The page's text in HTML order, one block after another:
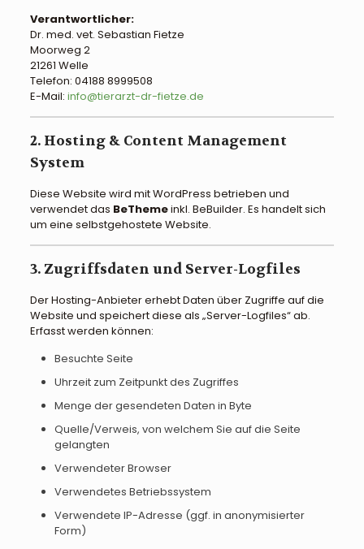
Verantwortlicher:
Dr. med. vet. Sebastian Fietze
Moorweg 2
21261 Welle
Telefon: 04188 8999508
E-Mail: info@tierarzt-dr-fietze.de
2. Hosting & Content Management
System
Diese Website wird mit WordPress betrieben und
verwendet das BeThemeinkl. BeBuilder. Es handelt sich
um eine selbstgehostete Website.
3. Zugriffsdaten und Server-Logfiles
Der Hosting-Anbieter erhebt Daten über Zugriffe auf die
Website und speichert diese als „Server-Logfiles“ ab.
Erfasst werden können:
Besuchte Seite
Uhrzeit zum Zeitpunkt des Zugriffes
Menge der gesendeten Daten in Byte
Quelle/Verweis, von welchem Sie auf die Seite
gelangten
Verwendeter Browser
Verwendetes Betriebssystem
Verwendete IP-Adresse (ggf. in anonymisierter
Form)